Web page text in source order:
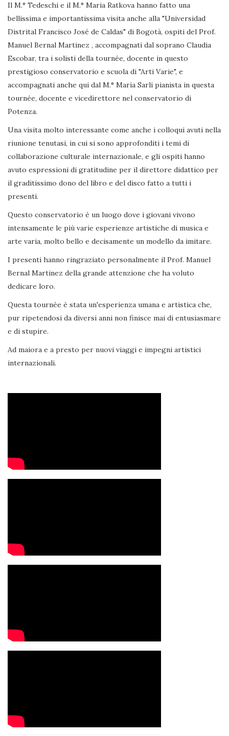
Il M.° Tedeschi e il M.° Maria Ratkova hanno fatto una
bellissima e importantissima visita anche alla "Universidad
Distrital Francisco José de Caldas" di Bogotà, ospiti del Prof.
Manuel Bernal Martinez , accompagnati dal soprano Claudia
Escobar, tra i solisti della tournée, docente in questo
prestigioso conservatorio e scuola di "Arti Varie", e
accompagnati anche qui dal M.° Maria Sarli pianista in questa
tournée, docente e vicedirettore nel conservatorio di
Potenza.
Una visita molto interessante come anche i colloqui avuti nella
riunione tenutasi, in cui si sono approfonditi i temi di
collaborazione culturale internazionale, e gli ospiti hanno
avuto espressioni di gratitudine per il direttore didattico per
il graditissimo dono del libro e del disco fatto a tutti i
presenti.
Questo conservatorio è un luogo dove i giovani vivono
intensamente le più varie esperienze artistiche di musica e
arte varia, molto bello e decisamente un modello da imitare.
I presenti hanno ringraziato personalmente il Prof. Manuel
Bernal Martinez della grande attenzione che ha voluto
dedicare loro.
Questa tournée è stata un'esperienza umana e artistica che,
pur ripetendosi da diversi anni non finisce mai di entusiasmare
e di stupire.
Ad maiora e a presto per nuovi viaggi e impegni artistici
internazionali.